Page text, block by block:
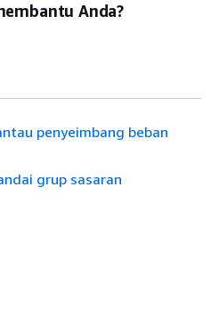
Anda?
penyeimbang beban
grup sasaran